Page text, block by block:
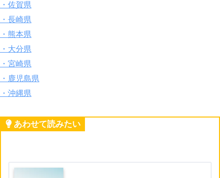
・佐賀県
・長崎県
・熊本県
・大分県
・宮崎県
・鹿児島県
・沖縄県
あわせて読みたい